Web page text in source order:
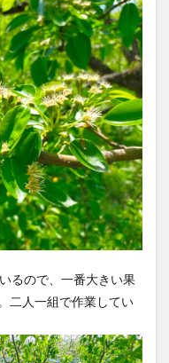
るので、一番大きい果
二人一組で作業してい